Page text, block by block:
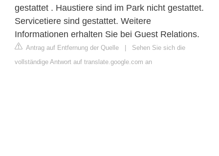
gestattet . Haustiere sind im Park nicht gestattet.
Servicetiere sind gestattet. Weitere
Informationen erhalten Sie bei Guest Relations.
Antrag auf Entfernung der Quelle | Sehen Sie sich die
vollständige Antwort auf translate.google.com an